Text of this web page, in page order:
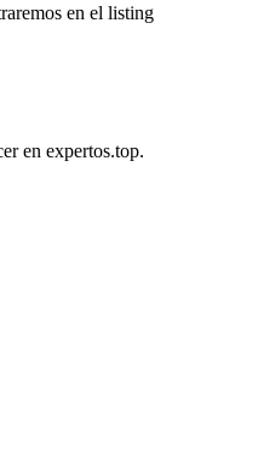
en el listing
en expertos.top.